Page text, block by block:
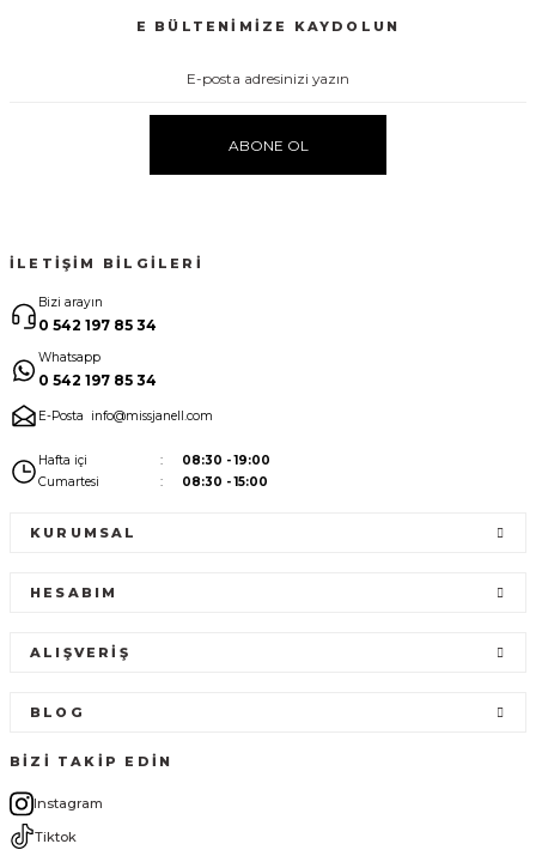
E BÜLTENİMİZE KAYDOLUN
ABONE OL
İLETIŞIM BILGILERI
Bizi arayın
0 542 197 85 34
Whatsapp
0 542 197 85 34
E-Posta info@missjanell.com
Hafta içi
08:30 - 19:00
Cumartesi
08:30 - 15:00
KURUMSAL
HESABIM
ALIŞVERIŞ
BLOG
BİZİ TAKİP EDİN
Instagram
Tiktok